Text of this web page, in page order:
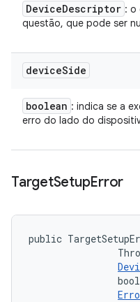
DeviceDescriptor : o
questão, que pode ser
deviceSide
boolean : indica se a
erro do lado do
TargetSetupError
public